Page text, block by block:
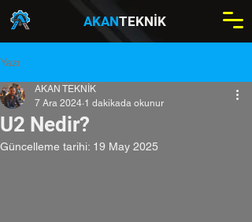
AKANTEKNİK
Yazı
U2 Nedir?
AKAN TEKNİK
7 Ara 2024 1 dakikada okunur
Güncelleme tarihi: 19 May 2025